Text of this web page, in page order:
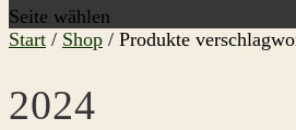
Seite wählen
Start / Shop / Produkte
2024